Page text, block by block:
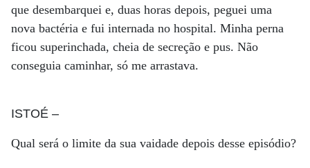
que desembarquei e, duas horas depois, peguei uma
nova bactéria e fui internada no hospital. Minha perna
ficou superinchada, cheia de secreção e pus. Não
conseguia caminhar, só me arrastava.
ISTOÉ –
Qual será o limite da sua vaidade depois desse episódio?